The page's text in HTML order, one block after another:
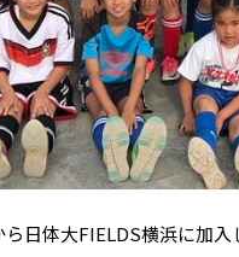
日体大FIELDS横浜に加入